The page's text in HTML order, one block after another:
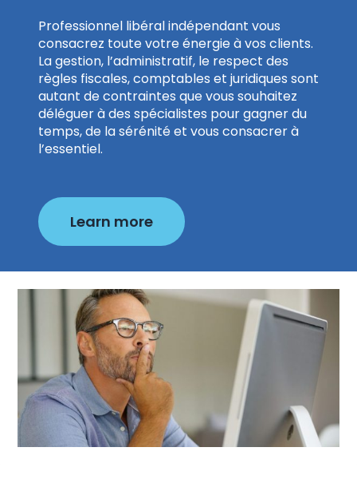
Professionnel libéral indépendant vous
consacrez toute votre énergie à vos clients.
La gestion, l’administratif, le respect des
règles fiscales, comptables et juridiques sont
autant de contraintes que vous souhaitez
déléguer à des spécialistes pour gagner du
temps, de la sérénité et vous consacrer à
l’essentiel.
Learn more